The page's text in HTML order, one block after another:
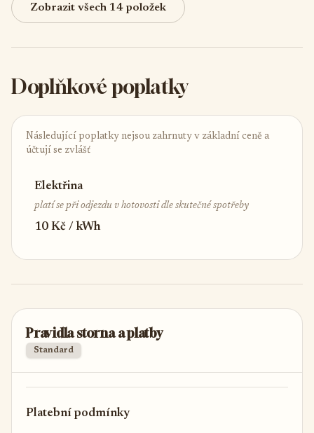
Zobrazit všech 14 položek
Doplňkové poplatky
Následující poplatky nejsou zahrnuty v základní ceně a
účtují se zvlášť
Elektřina
platí se při odjezdu v hotovosti dle skutečné spotřeby
10 Kč / kWh
Pravidla storna a platby
Standard
Platební podmínky